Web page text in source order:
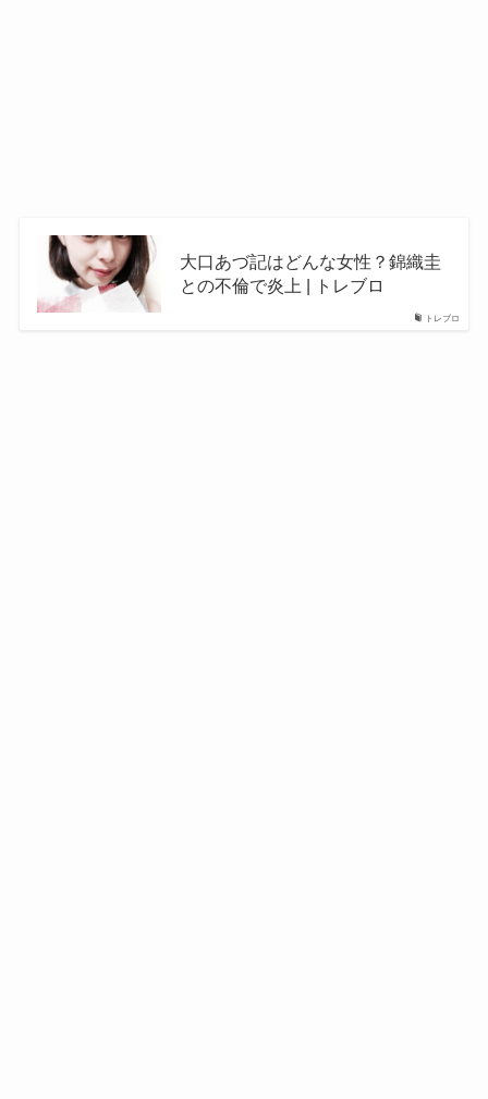
トレブロ
大口あづ記はどんな女性？錦織圭
との不倫で炎上 | トレブロ